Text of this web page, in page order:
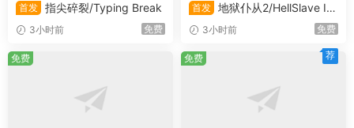
时时刻保持最一流的服务，灵活应对顶级宾客不断提升的精
首发 指尖碎裂/Typing Break
3小时前 免费
首发 地狱仆从2/HellSlave II:
Judgment of the Archon
3小时前 免费
免费 免费 荐